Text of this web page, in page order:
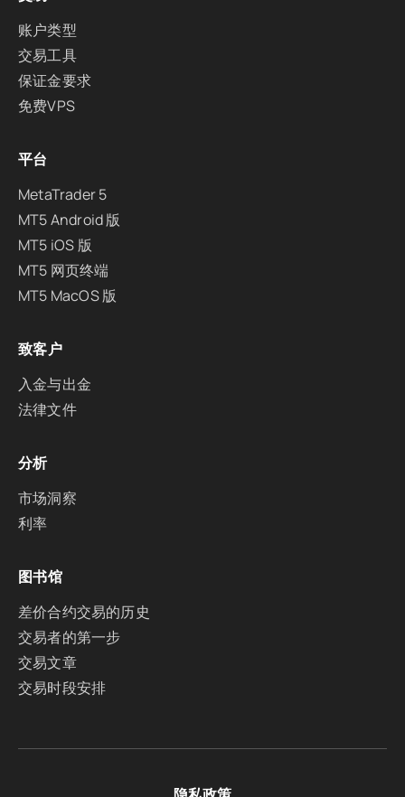
账户类型
交易工具
保证金要求
免费VPS
平台
MetaTrader 5
MT5 Android 版
MT5 iOS 版
MT5 网页终端
MT5 MacOS 版
致客户
入金与出金
法律文件
分析
市场洞察
利率
图书馆
差价合约交易的历史
交易者的第一步
交易文章
交易时段安排